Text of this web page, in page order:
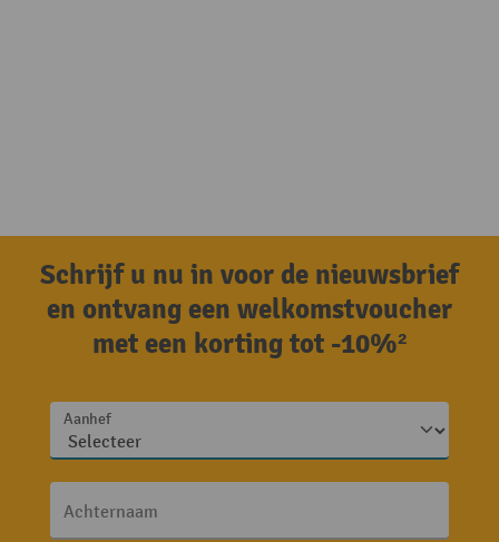
Schrijf u nu in voor de nieuwsbrief
en ontvang een welkomstvoucher
met een korting tot -10%²
Aanhef
Achternaam